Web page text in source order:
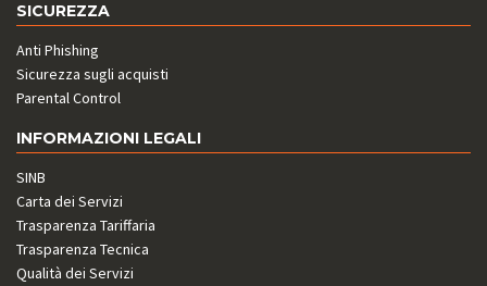
SICUREZZA
Anti Phishing
Sicurezza sugli acquisti
Parental Control
INFORMAZIONI LEGALI
SINB
Carta dei Servizi
Trasparenza Tariffaria
Trasparenza Tecnica
Qualità dei Servizi